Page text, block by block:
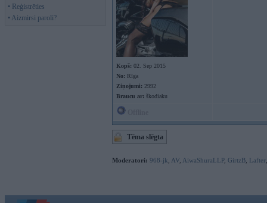
• Reģistrēties
• Aizmirsi paroli?
Kopš: 02. Sep 2015
No: Rīga
Ziņojumi: 2992
Braucu ar: škodiaku
Tēma slēgta
Moderatori: 968-jk AV AiwaShuraLLP, GirtzB Lafter